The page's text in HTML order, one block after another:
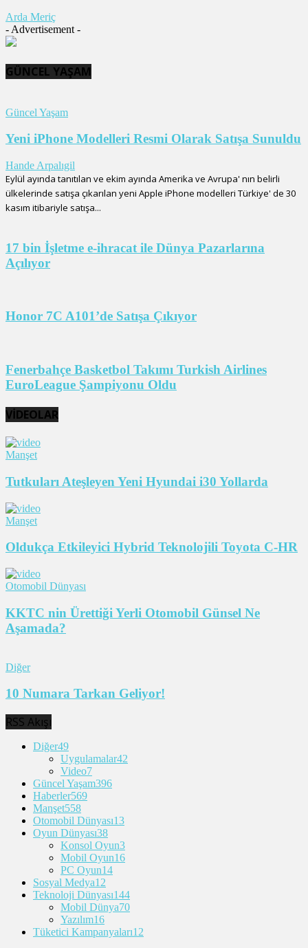
Arda Meriç
- Advertisement -
GÜNCEL YAŞAM
Güncel Yaşam
Yeni iPhone Modelleri Resmi Olarak Satışa Sunuldu
Hande Arpalıgil
Eylül ayında tanıtılan ve ekim ayında Amerika ve Avrupa' nın belirli
ülkelerinde satışa çıkarılan yeni Apple iPhone modelleri Türkiye' de 30
kasım itibariyle satışa...
17 bin İşletme e-ihracat ile Dünya Pazarlarına
Açılıyor
Honor 7C A101’de Satışa Çıkıyor
Fenerbahçe Basketbol Takımı Turkish Airlines
EuroLeague Şampiyonu Oldu
VİDEOLAR
Manşet
Tutkuları Ateşleyen Yeni Hyundai i30 Yollarda
Manşet
Oldukça Etkileyici Hybrid Teknolojili Toyota C-HR
Otomobil Dünyası
KKTC nin Ürettiği Yerli Otomobil Günsel Ne
Aşamada?
Diğer
10 Numara Tarkan Geliyor!
RSS Akışı
Diğer49
Uygulamalar42
Video7
Güncel Yaşam396
Haberler569
Manşet558
Otomobil Dünyası13
Oyun Dünyası38
Konsol Oyun3
Mobil Oyun16
PC Oyun14
Sosyal Medya12
Teknoloji Dünyası144
Mobil Dünya70
Yazılım16
Tüketici Kampanyaları12